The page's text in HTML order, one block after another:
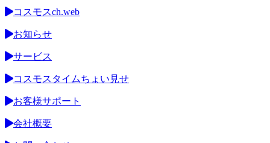
コスモスch.web
お知らせ
サービス
コスモスタイムちょい見せ
お客様サポート
会社概要